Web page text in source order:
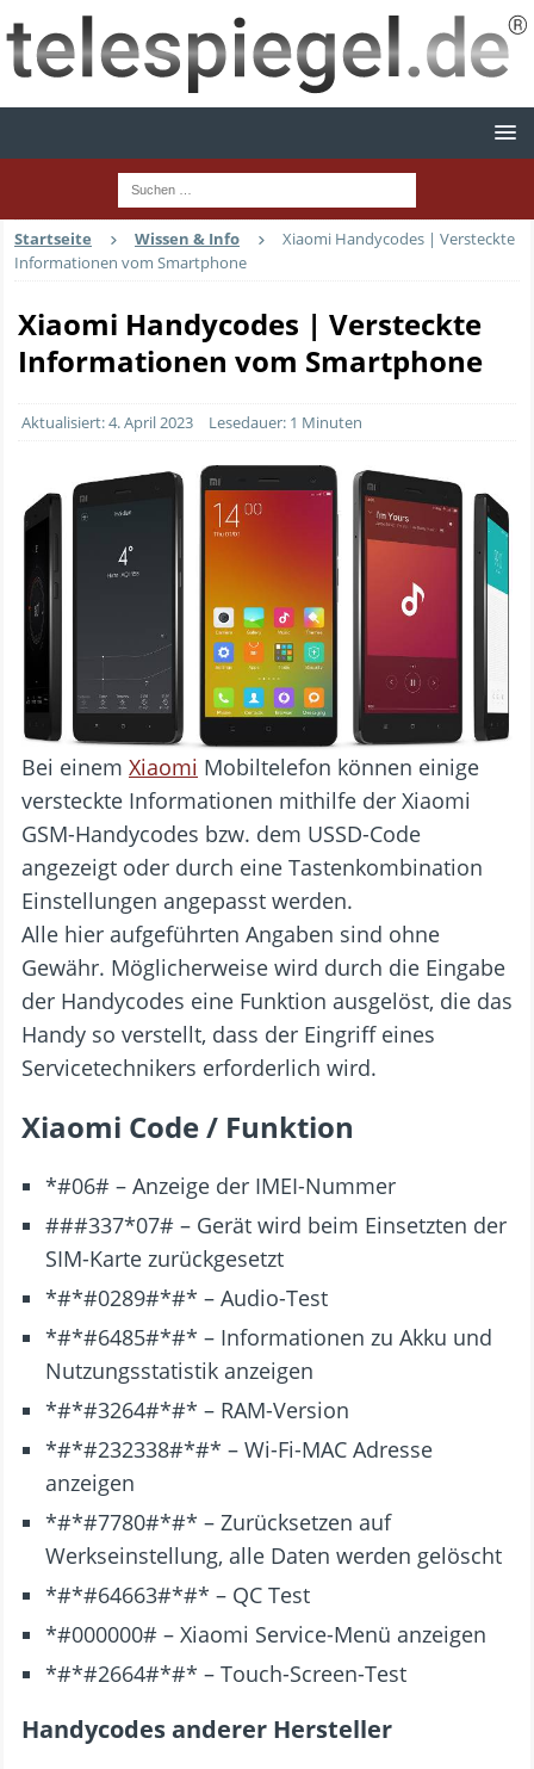
Startseite Wissen & Info
Xiaomi Handycodes | Versteckte
Informationen vom Smartphone
Xiaomi Handycodes | Versteckte
Informationen vom Smartphone
Aktualisiert: 4. April 2023 Lesedauer: 1 Minuten
Bei einem Xiaomi Mobiltelefon können einige
versteckte Informationen mithilfe der Xiaomi
GSM-Handycodes bzw. dem USSD-Code
angezeigt oder durch eine Tastenkombination
Einstellungen angepasst werden.
Alle hier aufgeführten Angaben sind ohne
Gewähr. Möglicherweise wird durch die Eingabe
der Handycodes eine Funktion ausgelöst, die das
Handy so verstellt, dass der Eingriff eines
Servicetechnikers erforderlich wird.
Xiaomi Code / Funktion
*#06# – Anzeige der IMEI-Nummer
###337*07# – Gerät wird beim Einsetzten der
SIM-Karte zurückgesetzt
*#*#0289#*#* – Audio-Test
*#*#6485#*#* – Informationen zu Akku und
Nutzungsstatistik anzeigen
*#*#3264#*#* – RAM-Version
*#*#232338#*#* – Wi-Fi-MAC Adresse
anzeigen
*#*#7780#*#* – Zurücksetzen auf
Werkseinstellung, alle Daten werden gelöscht
*#*#64663#*#* – QC Test
*#000000# – Xiaomi Service-Menü anzeigen
*#*#2664#*#* – Touch-Screen-Test
Handycodes anderer Hersteller